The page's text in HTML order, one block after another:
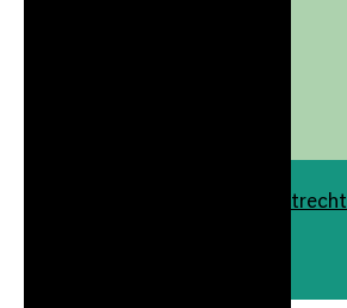
Europalaan 100 3526 KS Utrecht